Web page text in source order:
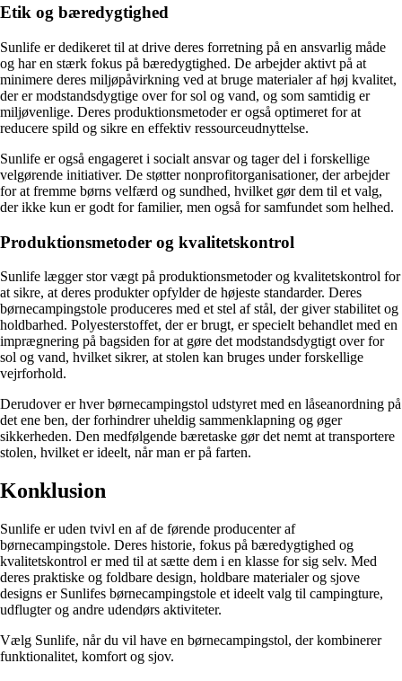
Etik og bæredygtighed
Sunlife er dedikeret til at drive deres forretning på en ansvarlig måde
og har en stærk fokus på bæredygtighed. De arbejder aktivt på at
minimere deres miljøpåvirkning ved at bruge materialer af høj kvalitet,
der er modstandsdygtige over for sol og vand, og som samtidig er
miljøvenlige. Deres produktionsmetoder er også optimeret for at
reducere spild og sikre en effektiv ressourceudnyttelse.
Sunlife er også engageret i socialt ansvar og tager del i forskellige
velgørende initiativer. De støtter nonprofitorganisationer, der arbejder
for at fremme børns velfærd og sundhed, hvilket gør dem til et valg,
der ikke kun er godt for familier, men også for samfundet som helhed.
Produktionsmetoder og kvalitetskontrol
Sunlife lægger stor vægt på produktionsmetoder og kvalitetskontrol for
at sikre, at deres produkter opfylder de højeste standarder. Deres
børnecampingstole produceres med et stel af stål, der giver stabilitet og
holdbarhed. Polyesterstoffet, der er brugt, er specielt behandlet med en
imprægnering på bagsiden for at gøre det modstandsdygtigt over for
sol og vand, hvilket sikrer, at stolen kan bruges under forskellige
vejrforhold.
Derudover er hver børnecampingstol udstyret med en låseanordning på
det ene ben, der forhindrer uheldig sammenklapning og øger
sikkerheden. Den medfølgende bæretaske gør det nemt at transportere
stolen, hvilket er ideelt, når man er på farten.
Konklusion
Sunlife er uden tvivl en af de førende producenter af
børnecampingstole. Deres historie, fokus på bæredygtighed og
kvalitetskontrol er med til at sætte dem i en klasse for sig selv. Med
deres praktiske og foldbare design, holdbare materialer og sjove
designs er Sunlifes børnecampingstole et ideelt valg til campingture,
udflugter og andre udendørs aktiviteter.
Vælg Sunlife, når du vil have en børnecampingstol, der kombinerer
funktionalitet, komfort og sjov.